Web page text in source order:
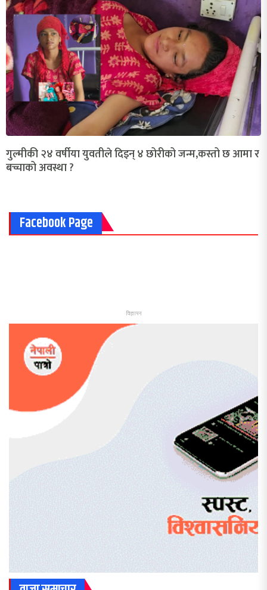
गुल्मीकी २४ वर्षीया युवतीले दिइन् ४ छोरीको जन्म,कस्तो छ आमा र
बच्चाको अवस्था ?
Facebook Page
विज्ञापन